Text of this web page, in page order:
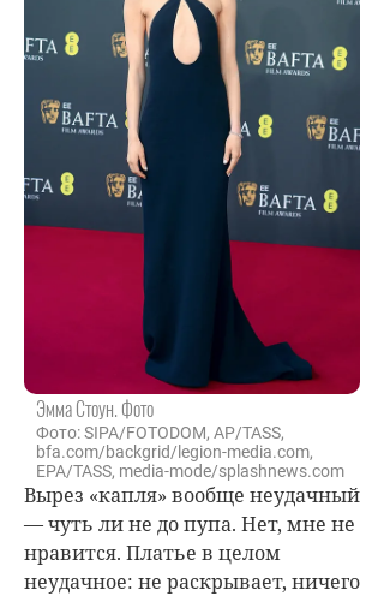
Эмма Стоун. Фото
Фото: SIPA/FOTODOM, AP/TASS,
bfa.com/backgrid/legion-media.com,
EPA/TASS, media-mode/splashnews.com
Вырез «капля» вообще неудачный
— чуть ли не до пупа. Нет, мне не
нравится. Платье в целом
неудачное: не раскрывает, ничего